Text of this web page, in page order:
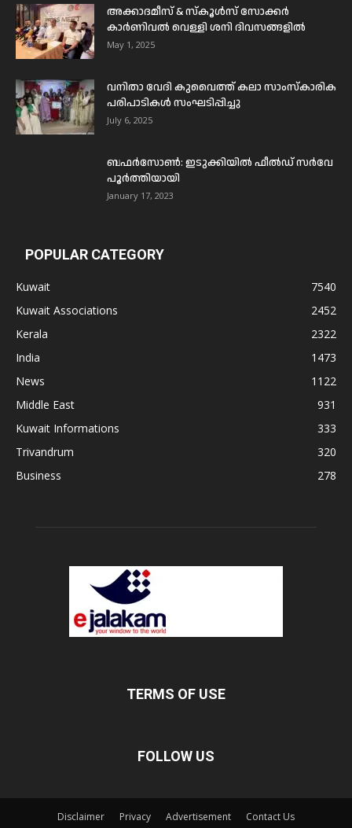
അക്കാദമീസ് & സ്കൂൾസ് സോക്കർ
കാർണിവൽ വെള്ളി ശനി ദിവസങ്ങളിൽ
May 1, 2025
വനിതാ വേദി കുവൈത്ത് കലാ സാംസ്കാരിക
പരിപാടികൾ സംഘടിപ്പിച്ചു
July 6, 2025
ബഫര്‍സോണ്‍: ഇടുക്കിയില്‍ ഫീല്‍ഡ് സര്‍വേ
പൂര്‍ത്തിയായി
January 17, 2023
POPULAR CATEGORY
Kuwait
7540
Kuwait Associations
2452
Kerala
2322
India
1473
News
1122
Middle East
931
Kuwait Informations
333
Trivandrum
320
Business
278
TERMS OF USE
FOLLOW US
Disclaimer Privacy Advertisement Contact Us